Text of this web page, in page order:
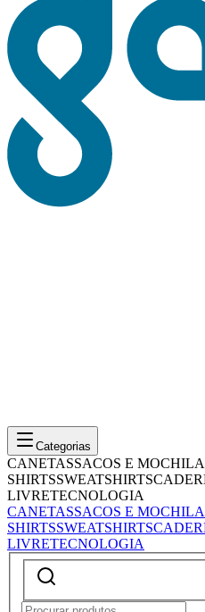
Categorias
CANETASSACOS E
SHIRTSSWEATSHIRTS
LIVRETECNOLOGIA
CANETASSACOS E
SHIRTSSWEATSHIRTS
LIVRETECNOLOGIA